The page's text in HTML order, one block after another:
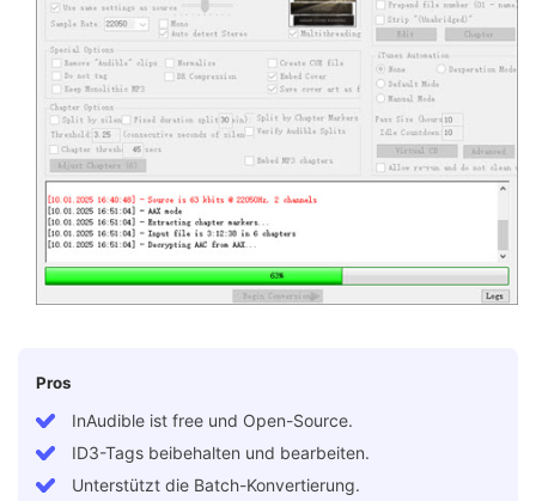
Pros
InAudible ist free und Open-Source.
ID3-Tags beibehalten und bearbeiten.
Unterstützt die Batch-Konvertierung.